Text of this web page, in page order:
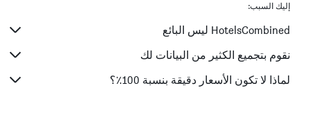
إليك السبب:
HotelsCombined ليس البائع
نقوم بتجميع الكثير من البيانات لك
لماذا لا تكون الأسعار دقيقة بنسبة 100٪؟